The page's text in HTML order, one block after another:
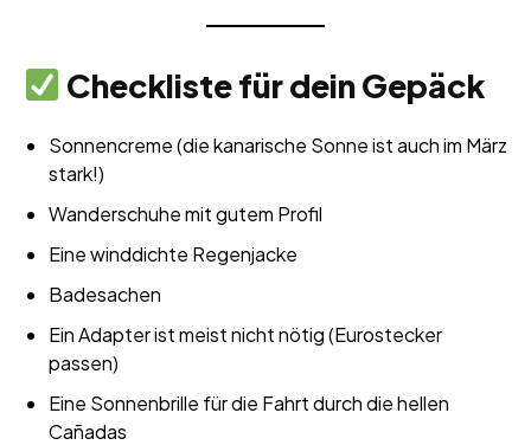
Checkliste für dein Gepäck
Sonnencreme (die kanarische Sonne ist auch im März
stark!)
Wanderschuhe mit gutem Profil
Eine winddichte Regenjacke
Badesachen
Ein Adapter ist meist nicht nötig (Eurostecker
passen)
Eine Sonnenbrille für die Fahrt durch die hellen
Cañadas